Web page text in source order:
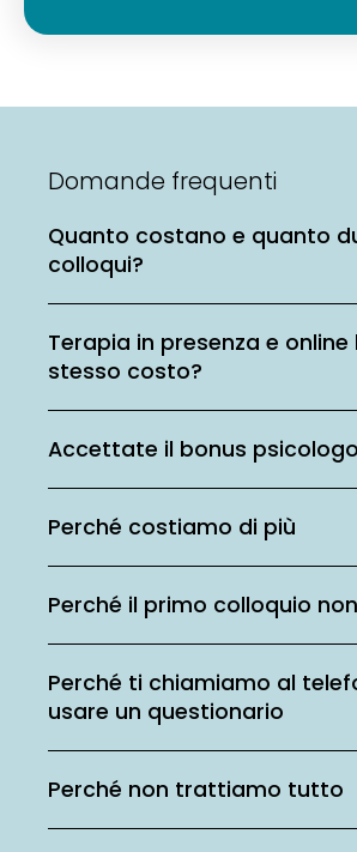
Domande frequenti
Quanto costano e quanto
colloqui?
Terapia in presenza e online
stesso costo?
Accettate il bonus
Perché costiamo di più
Perché il primo colloquio
Perché ti chiamiamo al
usare un questionario
Perché non trattiamo tutto